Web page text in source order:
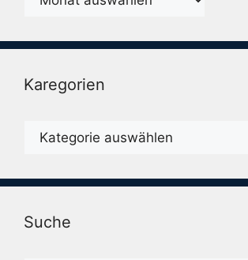
Karegorien
Karegorien
Suche